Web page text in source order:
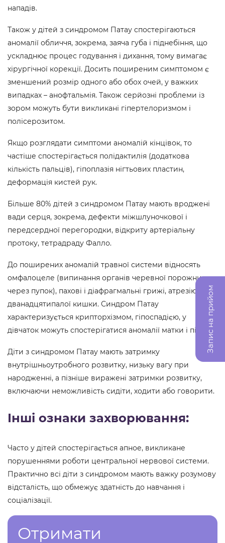
нападів.
Також у дітей з синдромом Патау спостерігаються
аномалії обличчя, зокрема, заяча губа і піднебіння, що
ускладнює процес годування і дихання, тому вимагає
хірургічної корекції. Досить поширеним симптомом є
зменшений розмір одного або обох очей, у важких
випадках – анофтальмія. Також серйозні проблеми із
зором можуть бути викликані гіпертелоризмом і
полісерозитом.
Якщо розглядати симптоми аномалій кінцівок, то
частіше спостерігається полідактилія (додаткова
кількість пальців), гіпоплазія нігтьових пластин,
деформація кистей рук.
Більше 80% дітей з синдромом Патау мають вроджені
вади серця, зокрема, дефекти міжшлуночкової і
передсердної перегородки, відкриту артеріальну
протоку, тетрадраду Фалло.
До поширених аномалій травної системи відносять
омфалоцеле (випинання органів черевної порожнини
через пупок), пахові і діафрагмальні грижі, атрезію
дванадцятипалої кишки. Синдром Патау
характеризується крипторхізмом, гіпоспадією, у
дівчаток можуть спостерігатися аномалії матки і піхви.
Діти з синдромом Патау мають затримку
внутрішньоутробного розвитку, низьку вагу при
народженні, а пізніше виражені затримки розвитку,
включаючи неможливість сидіти, ходити або говорити.
Інші ознаки захворювання:
Часто у дітей спостерігається апное, викликане
порушеннями роботи центральної нервової системи.
Практично всі діти з синдромом мають важку розумову
відсталість, що обмежує здатність до навчання і
соціалізації.
Отримати
Запис на прийом